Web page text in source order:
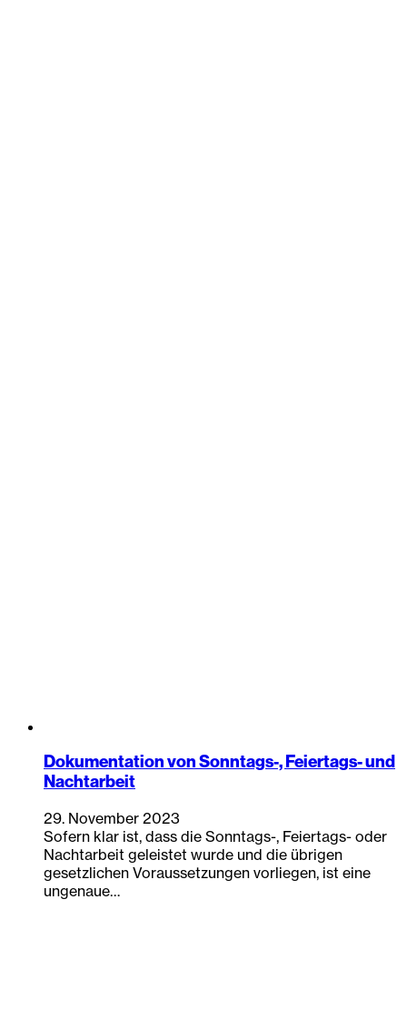
Dokumentation von Sonntags-, Feiertags- und
Nachtarbeit
29. November 2023
Sofern klar ist, dass die Sonntags-, Feiertags- oder
Nachtarbeit geleistet wurde und die übrigen
gesetzlichen Voraussetzungen vorliegen, ist eine
ungenaue…